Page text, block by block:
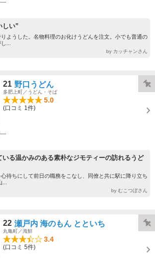
しい”
ようした。名物料理のお化けうどんを注文。小でも普通の
...
by カッチャンさん
21 野口うどん
多肥上町／うどん・そば
5.0
(口コミ 1件)
いる温かみのある素朴なジモティーの訪れるうど
待ちにして前日の職務をこなし、同僚と共に駅に降り立ち
by むこつぼさん
22 瀬戸内 海のもん とといち
丸亀町／海鮮
3.4
(口コミ 5件)